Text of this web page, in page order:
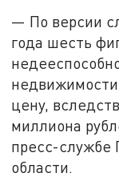
— По версии
года шесть
цену,
миллиона
пресс-
области.